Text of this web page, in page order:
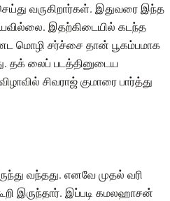
வருகிறார்கள். இதுவரை இந்த
இதற்கிடையில் கடந்த
மொழி சர்ச்சை தான் பூகம்பமாக
தக் லைப் படத்தினுடைய
சிவராஜ் குமாரை பார்த்து
வந்தது. எனவே முதல் வரி
இருந்தார். இப்படி கமலஹாசன்